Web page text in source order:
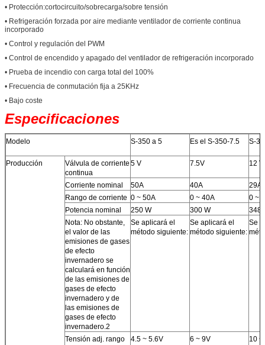
• Protección:cortocircuito/sobrecarga/sobre tensión
• Refrigeración forzada por aire mediante ventilador de corriente continua
incorporado
• Control y regulación del PWM
• Control de encendido y apagado del ventilador de refrigeración incorporado
• Prueba de incendio con carga total del 100%
• Frecuencia de conmutación fija a 25KHz
• Bajo coste
Especificaciones
Modelo S-350 a 5 Es el S-350-7.5 S-
Producción
Válvula de corriente
continua
5 V 7.5V 12 V
Corriente nominal 50A 40A
29A
Rango de corriente 0 ~ 50A 0 ~ 40A
0 ~
Potencia nominal
250 W 300 W
Nota: No obstante,
el valor de las
emisiones de gases
de efecto
invernadero se
calculará en función
de las emisiones de
gases de efecto
invernadero y de
las emisiones de
gases de efecto
invernadero.2
Se aplicará el
método siguiente:
Se aplicará el
método siguiente:
Se
Tensión adj. rango 4.5 ~ 5.6V 6 ~ 9V 10 ~